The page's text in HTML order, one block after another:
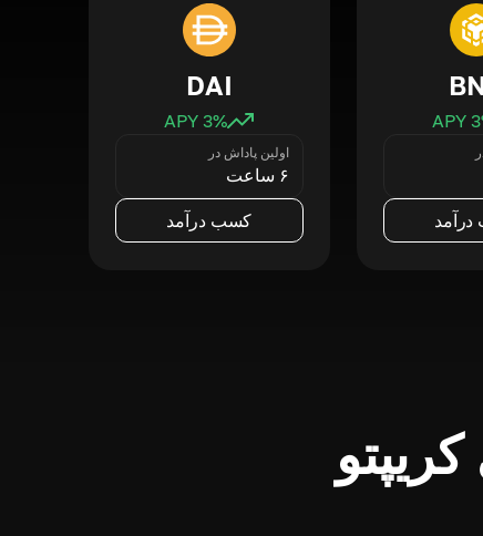
3
DAI
3% APY
اولین پاداش در
۶ ساعت
کسب درآمد